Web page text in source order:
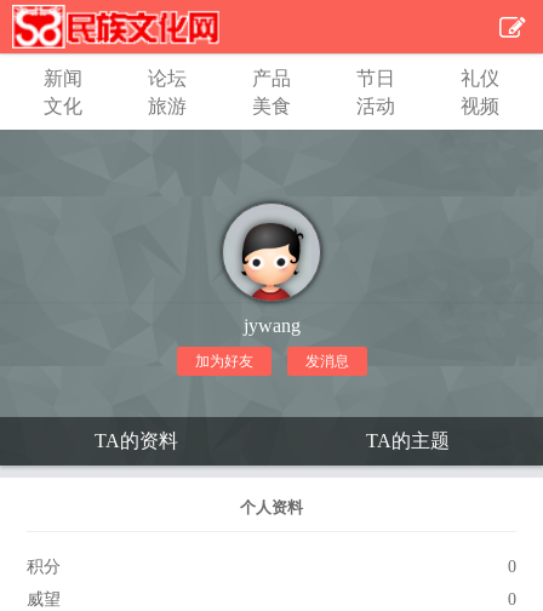
新闻 论坛 产品 节日
礼仪
文化
旅游 美食 活动 视频
jywang
加为好友 发消息
TA的资料 TA的主题
个人资料
积分
0
威望
0